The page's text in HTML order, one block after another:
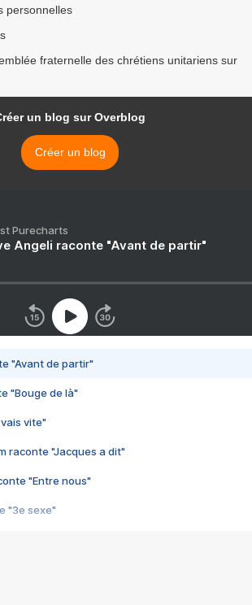
personnelles
fraternelle des chrétiens unitariens sur
un blog sur Overblog
Créer un blog
Purecharts
Angeli raconte "Avant de partir"
"Avant de partir"
"Bouge de là"
vite"
raconte "Jacques a dit"
"Entre nous"
"3e sexe"